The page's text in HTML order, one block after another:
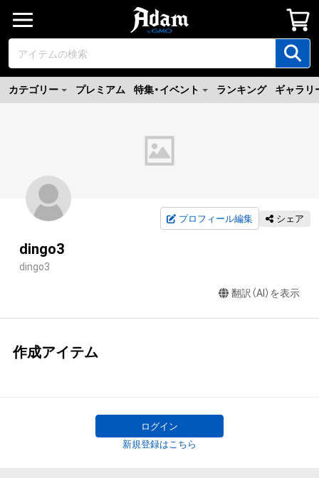
カテゴリー プレミアム 特集・イベント ランキング ギャラリ
プロフィール編集 シェア
dingo3
dingo3
翻訳（AI）を表示
作成アイテム
ログイン
新規登録はこちら